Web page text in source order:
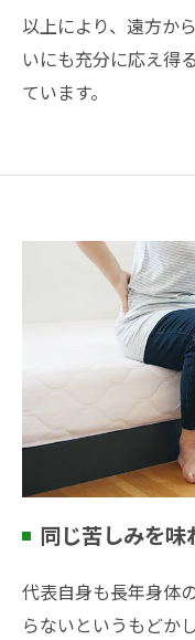
以上により、遠方か
いにも充分に応え得
ています。
同じ苦しみを味
代表自身も長年身体
らないというもどか